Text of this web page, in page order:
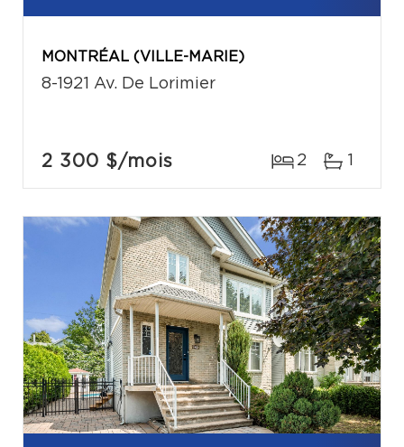
MONTRÉAL (VILLE-MARIE)
8-1921 Av. De Lorimier
2 300 $/mois 2 1